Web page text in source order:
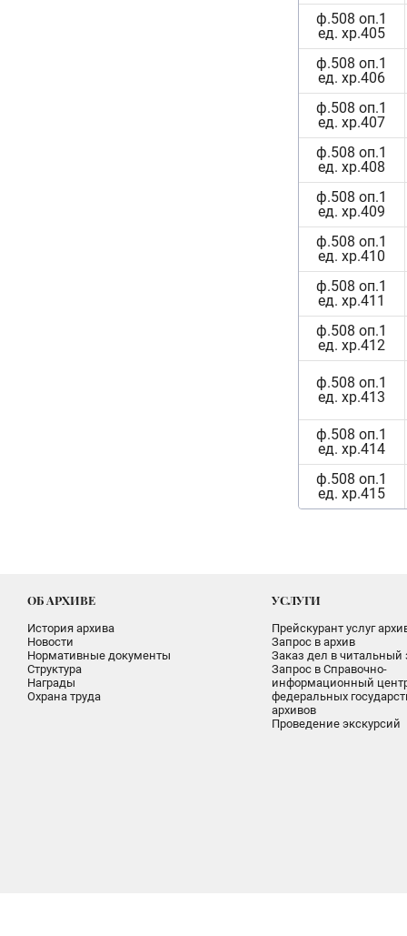
ф.508 оп.1
ед. хр.405
ф.508 оп.1
ед. хр.406
ф.508 оп.1
ед. хр.407
ф.508 оп.1
ед. хр.408
ф.508 оп.1
ед. хр.409
ф.508 оп.1
ед. хр.410
ф.508 оп.1
ед. хр.411
ф.508 оп.1
ед. хр.412
ф.508 оп.1
ед. хр.413
ф.508 оп.1
ед. хр.414
ф.508 оп.1
ед. хр.415
ОБ АРХИВЕ
История архива
Новости
Нормативные документы
Структура
Награды
Охрана труда
УСЛУГИ
Прейскурант услуг
Запрос в архив
Заказ дел в читальный
Запрос в Справочно-
информационный
федеральных
архивов
Проведение экскурсий